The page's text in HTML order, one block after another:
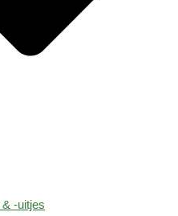
-uitjes